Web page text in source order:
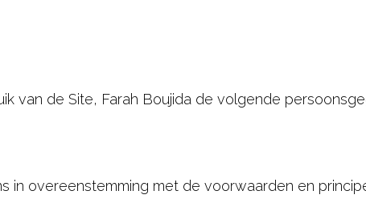
van de Site, Farah Boujida de volgende
in overeenstemming met de voorwaarden en